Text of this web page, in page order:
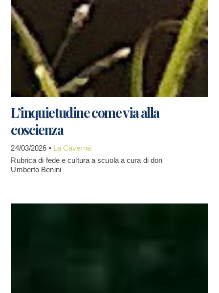
L’inquietudine come via alla
coscienza
24/03/2026 • La Caverna
Rubrica di fede e cultura a scuola a cura di don
Umberto Benini